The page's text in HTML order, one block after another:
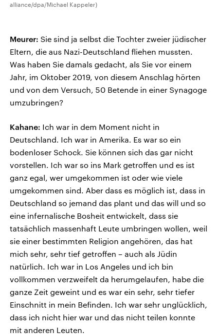
alliance/dpa/Michael Kappeler)
Meurer: Sie sind ja selbst die Tochter zweier jüdischer
Eltern, die aus Nazi-Deutschland fliehen mussten.
Was haben Sie damals gedacht, als Sie vor einem
Jahr, im Oktober 2019, von diesem Anschlag hörten
und von dem Versuch, 50 Betende in einer Synagoge
umzubringen?
Kahane: Ich war in dem Moment nicht in
Deutschland. Ich war in Amerika. Es war so ein
bodenloser Schock. Sie können sich das gar nicht
vorstellen. Ich war so ins Mark getroffen und es ist
ganz egal, wer umgekommen ist oder wie viele
umgekommen sind. Aber dass es möglich ist, dass in
Deutschland so jemand das plant und das will und so
eine infernalische Bosheit entwickelt, dass sie
tatsächlich massenhaft Leute umbringen wollen, weil
sie einer bestimmten Religion angehören, das hat
mich sehr, sehr tief getroffen – auch als Jüdin
natürlich. Ich war in Los Angeles und ich bin
vollkommen verzweifelt da herumgelaufen, habe die
ganze Zeit geweint und es war ein sehr, sehr tiefer
Einschnitt in mein Befinden. Ich war sehr unglücklich,
dass ich nicht hier war und das nicht teilen konnte
mit anderen Leuten.